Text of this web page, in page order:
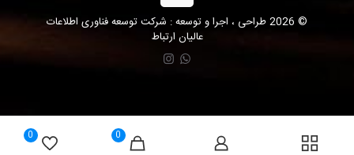
© 2026 طراحی ، اجرا و توسعه : شرکت توسعه فناوری اطلاعات
عالیان ارتباط
0
0